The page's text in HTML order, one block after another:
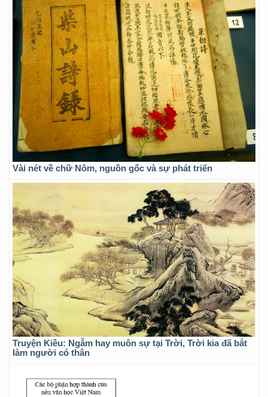
Vài nét về chữ Nôm, nguồn gốc và sự phát triển
Truyện Kiều: Ngẫm hay muôn sự tại Trời, Trời kia đã bắt
làm người có thân